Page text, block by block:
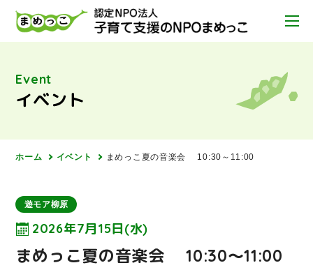
Event
イベント
ホーム イベント まめっこ夏の音楽会 10:30～11:00
遊モア柳原
2026年7月15日(水)
まめっこ夏の音楽会 10:30～11:00